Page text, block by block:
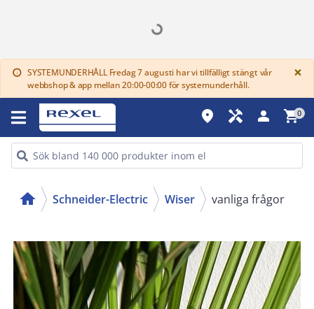
info SYSTEMUNDERHÅLL Fredag 7 augusti har vi tillfälligt stängt vår
webbshop & app mellan 20:00-00:00 för systemunderhåll.
×
place handyman person shopping_cart0
home Schneider-Electric Wiser vanliga frågor